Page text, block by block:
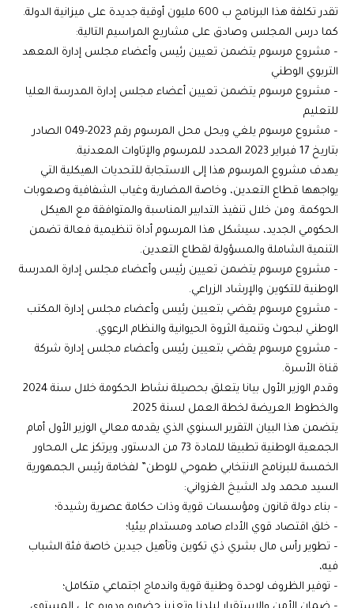
تقدر تكلفة هذا البرنامج ب 600 مليون أوقية جديدة على ميزانية الدولة.
كما درس المجلس وصادق على مشاريع المراسيم التالية:
– مشروع مرسوم يتضمن تعيين رئيس وأعضاء مجلس إدارة المعهد
التربوي الوطني
– مشروع مرسوم يتضمن تعيين أعضاء مجلس إدارة المدرسة العليا
للتعليم
– مشروع مرسوم يلغي ويحل محل المرسوم رقم 2023-049 الصادر
بتاريخ 17 فبراير 2023 المحدد للمرسوم والإتاوات المعدنية.
يهدف مشروع المرسوم هذا إلى الاستجابة للتحديات الهيكلية التي
يواجهها قطاع التعدين، وخاصة المضاربة وغياب الشفافية وصعوبات
الحوكمة. ومن خلال تنفيذ التدابير المناسبة والمتوافقة مع الهيكل
الحكومي الجديد، سيشكل هذا المرسوم أداة تنظيمية فعالة تضمن
التنمية الشاملة والمسؤولة لقطاع التعدين.
– مشروع مرسوم يتضمن تعيين رئيس وأعضاء مجلس إدارة المدرسة
الوطنية للتكوين والإرشاد الزراعي.
– مشروع مرسوم يقضي بتعيين رئيس وأعضاء مجلس إدارة المكتب
الوطني لبحوث وتنمية الثروة الحيوانية والنظام الرعوي.
– مشروع مرسوم يقضي بتعيين رئيس وأعضاء مجلس إدارة شركة
قناة الأسرة.
وقدم الوزير الأول بيانا يتعلق بحصيلة نشاط الحكومة خلال سنة 2024
والخطوط العريضة لخطة العمل لسنة 2025.
يتضمن هذا البيان التقرير السنوي الذي يقدمه معالي الوزير الأول أمام
الجمعية الوطنية تطبيقا للمادة 73 من الدستور، ويرتكز على المحاور
الخمسة للبرنامج الانتخابي طموحي للوطن” لفخامة رئيس الجمهورية
السيد محمد ولد الشيخ الغزواني:
– بناء دولة قانون ومؤسسات قوية وذات حكامة عصرية رشيدة؛
– خلق اقتصاد قوي الأداء صامد ومستدام بيئيا؛
– تطوير رأس مال بشري ذي تكوين وتأهيل جيدين خاصة فئة الشباب
فيه،
– توفير الظروف لوحدة وطنية قوية واندماج اجتماعي متكامل؛